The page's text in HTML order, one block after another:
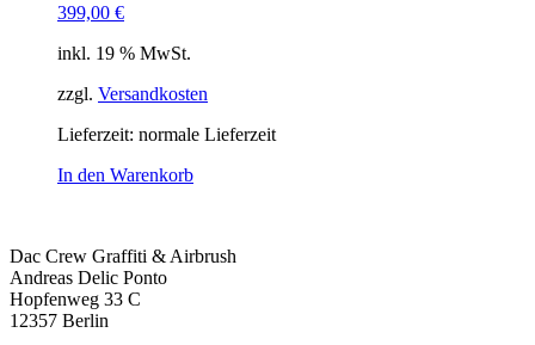
399,00 €
inkl. 19 % MwSt.
zzgl. Versandkosten
Lieferzeit: normale Lieferzeit
In den Warenkorb
Dac Crew Graffiti & Airbrush
Andreas Delic Ponto
Hopfenweg 33 C
12357 Berlin